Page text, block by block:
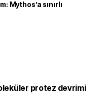
Mythos’a sınırlı
protez devrimi